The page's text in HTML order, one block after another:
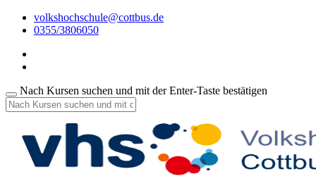
volkshochschule@cottbus.de
0355/3806050
Nach Kursen suchen und mit der Enter-Taste bestätigen